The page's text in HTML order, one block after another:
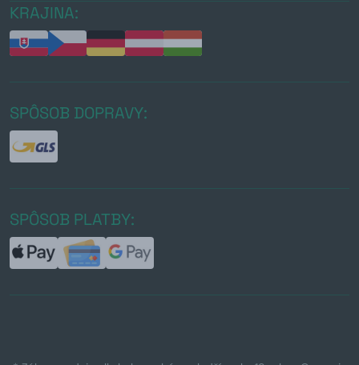
KRAJINA:
SPÔSOB DOPRAVY:
SPÔSOB PLATBY: